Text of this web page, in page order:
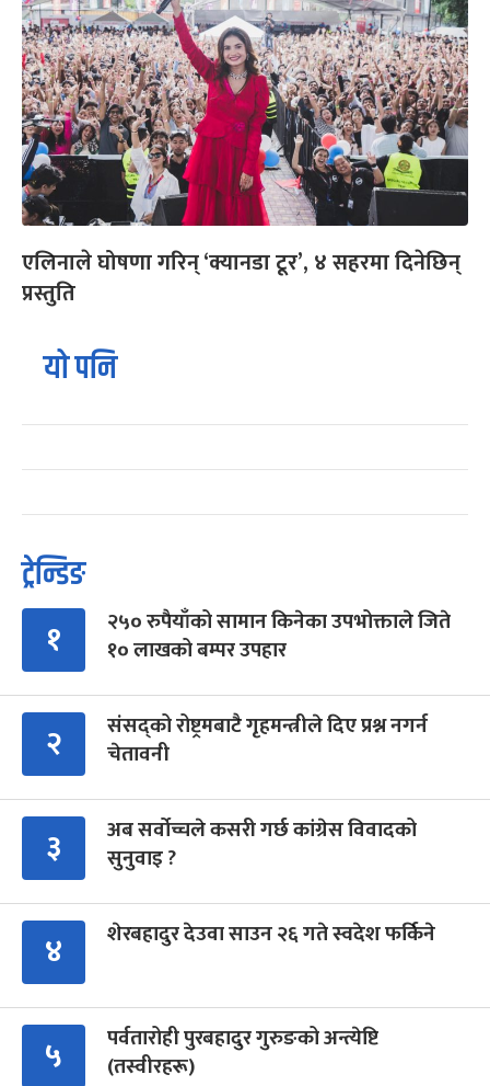
एलिनाले घोषणा गरिन् ‘क्यानडा टूर’, ४ सहरमा दिनेछिन्
प्रस्तुति
यो पनि
ट्रेन्डिङ
१
२५० रुपैयाँको सामान किनेका उपभोक्ताले जिते
१० लाखको बम्पर उपहार
२
संसद्को रोष्ट्रमबाटै गृहमन्त्रीले दिए प्रश्न नगर्न
चेतावनी
३
अब सर्वोच्चले कसरी गर्छ कांग्रेस विवादको
सुनुवाइ ?
४ शेरबहादुर देउवा साउन २६ गते स्वदेश फर्किने
५
पर्वतारोही पुरबहादुर गुरुङको अन्त्येष्टि
(तस्वीरहरू)